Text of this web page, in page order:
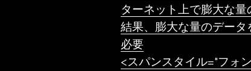
ターネット上で膨大な
結果、膨大な量のデー
必要
<スパンスタイル="フォ